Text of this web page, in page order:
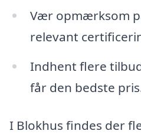
Vær opmærksom
relevant
Indhent flere
får den bedste
I Blokhus findes der